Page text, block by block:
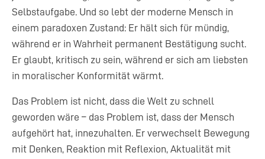
Selbstaufgabe. Und so lebt der moderne Mensch in
einem paradoxen Zustand: Er hält sich für mündig,
während er in Wahrheit permanent Bestätigung sucht.
Er glaubt, kritisch zu sein, während er sich am liebsten
in moralischer Konformität wärmt.
Das Problem ist nicht, dass die Welt zu schnell
geworden wäre – das Problem ist, dass der Mensch
aufgehört hat, innezuhalten. Er verwechselt Bewegung
mit Denken, Reaktion mit Reflexion, Aktualität mit